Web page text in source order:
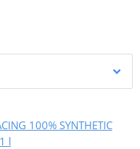
100% SYNTHETIC
l